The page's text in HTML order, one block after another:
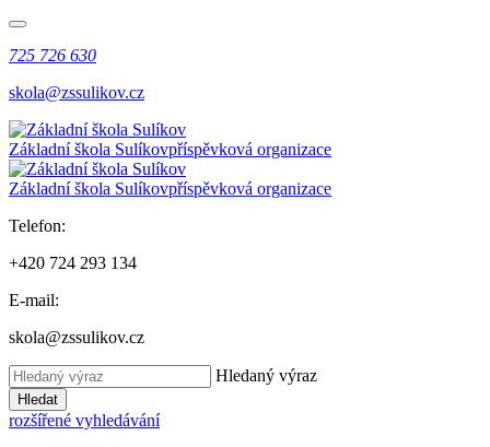
725 726 630
skola@zssulikov.cz
Základní škola Sulíkovpříspěvková organizace
Základní škola Sulíkovpříspěvková organizace
Telefon:
+420 724 293 134
E-mail:
skola@zssulikov.cz
Hledaný výraz
Hledat
rozšířené vyhledávání